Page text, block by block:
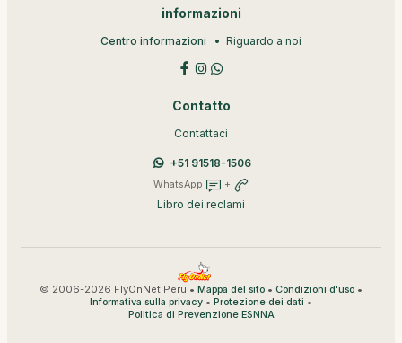
informazioni
Centro informazioni Riguardo a noi
Contatto
Contattaci
+51 91518-1506
WhatsApp +
Libro dei reclami
© 2006-2026 FlyOnNet Peru • Mappa del sito • Condizioni d'uso •
Informativa sulla privacy • Protezione dei dati •
Politica di Prevenzione ESNNA